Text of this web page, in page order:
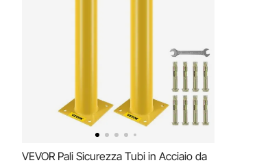
VEVOR Pali Sicurezza Tubi in Acciaio da